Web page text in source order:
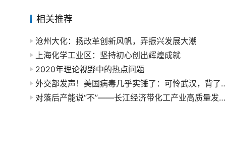
相关推荐
沧州大化：扬改革创新风帆，弄振兴发展大潮
上海化学工业区：坚持初心创出辉煌成就
2020年理论视野中的热点问题
外交部发声！美国病毒几乎实锤
对落后产能说“不”——长江经济带化工产业高质量发展纪实之二